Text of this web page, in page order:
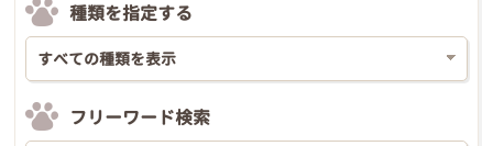
種類を指定する
フリーワード検索